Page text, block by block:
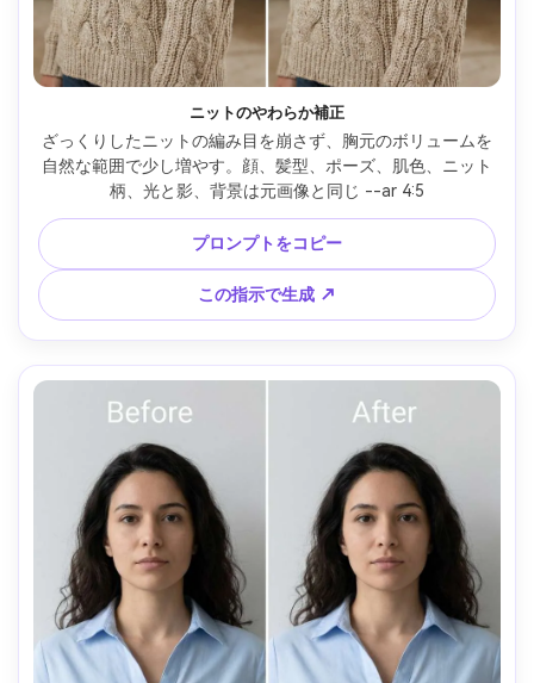
ニットのやわらか補正
ざっくりしたニットの編み目を崩さず、胸元のボリュームを
自然な範囲で少し増やす。顔、髪型、ポーズ、肌色、ニット
柄、光と影、背景は元画像と同じ --ar 4:5
プロンプトをコピー
この指示で生成 ↗